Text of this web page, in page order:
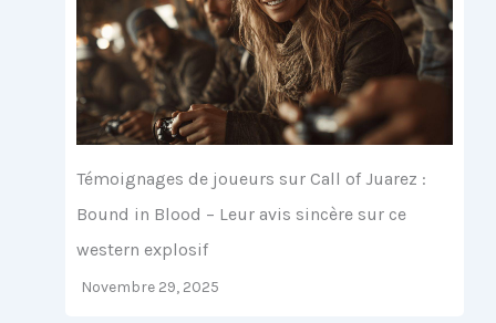
Témoignages de joueurs sur Call of Juarez :
Bound in Blood – Leur avis sincère sur ce
western explosif
Novembre 29, 2025